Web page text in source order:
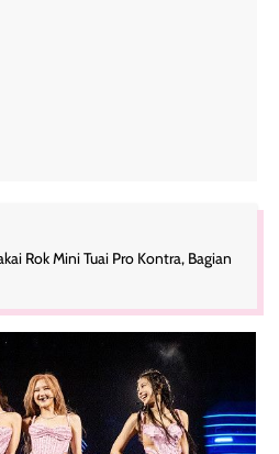
Rok Mini Tuai Pro Kontra, Bagian